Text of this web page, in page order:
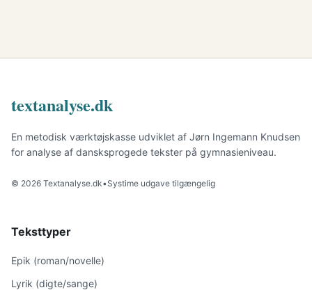
textanalyse.dk
En metodisk værktøjskasse udviklet af Jørn Ingemann Knudsen
for analyse af dansksprogede tekster på gymnasieniveau.
© 2026 Textanalyse.dk•Systime udgave tilgængelig
Teksttyper
Epik (roman/novelle)
Lyrik (digte/sange)